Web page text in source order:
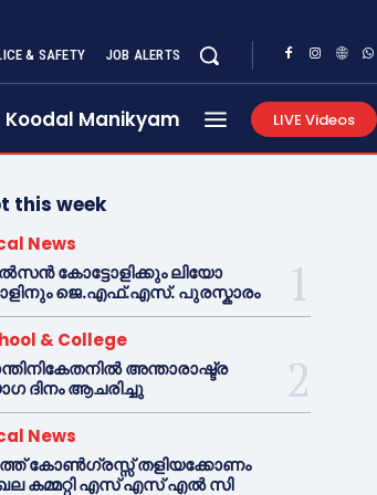
& SAFETY JOB ALERTS
Koodal Manikyam LIVE Videos
this week
News
കോട്ടോളിക്കും ലിയോ
ജെ.എഫ്.എസ്. പുരസ്കാരം
& College
അന്താരാഷ്ട്ര
ദിനം ആചരിച്ചു
News
കോൺഗ്രസ്സ് തളിയക്കോണം
കമ്മറ്റി എസ് എസ് എൽ സി